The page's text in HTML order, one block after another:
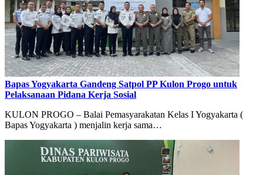
Bapas Yogyakarta Gandeng Satpol PP Kulon Progo untuk
Pelaksanaan Pidana Kerja Sosial
KULON PROGO – Balai Pemasyarakatan Kelas I Yogyakarta (
Bapas Yogyakarta ) menjalin kerja sama…